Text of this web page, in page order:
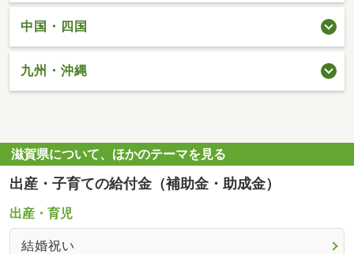
中国・四国
九州・沖縄
滋賀県について、ほかのテーマを見る
出産・子育ての給付金（補助金・助成金）
出産・育児
結婚祝い